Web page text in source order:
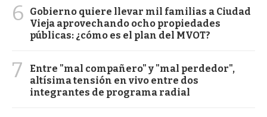
6
Gobierno quiere llevar mil familias a Ciudad
Vieja aprovechando ocho propiedades
públicas: ¿cómo es el plan del MVOT?
7
Entre "mal compañero" y "mal perdedor",
altísima tensión en vivo entre dos
integrantes de programa radial